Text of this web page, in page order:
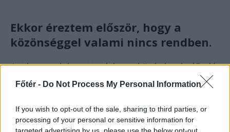
Főtér - Do Not Process My Personal Information
If you wish to opt-out of the sale, sharing to third parties, or
processing of your personal or sensitive information for
targeted advertising by us, please use the below opt-out
Ekkor éreztem először, hogy a
közönséggel valami nincs rendben.
Aztán megérkezett a három középkorú előadó,
lenyomtak 32 bivalyerős nótát, tudják, a
tehát bizonyos kivételektől eltekintve elég
rövidek. És szokás szerint beszóltak a